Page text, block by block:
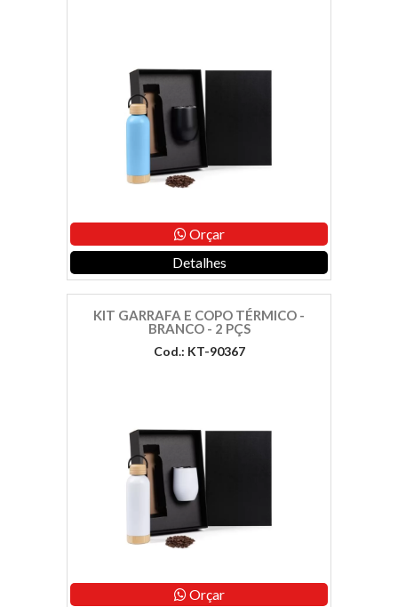
Orçar
Detalhes
KIT GARRAFA E COPO TÉRMICO -
BRANCO - 2 PÇS
Cod.: KT-90367
Orçar